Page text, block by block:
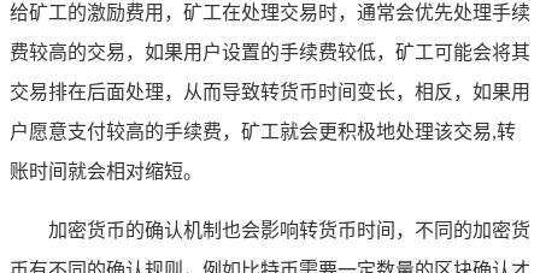
给矿工的激励费用，矿工在处理交易时，通常会优先处理手续
费较高的交易，如果用户设置的手续费较低，矿工可能会将其
交易排在后面处理，从而导致转货币时间变长，相反，如果用
户愿意支付较高的手续费，矿工就会更积极地处理该交易,转
账时间就会相对缩短。
加密货币的确认机制也会影响转货币时间，不同的加密货